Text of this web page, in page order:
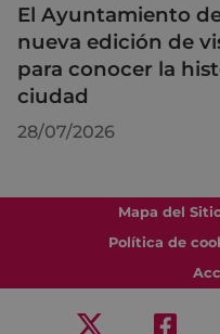
El Ayuntamiento
nueva edición de
para conocer la
ciudad
28/07/2026
Mapa del
Política de